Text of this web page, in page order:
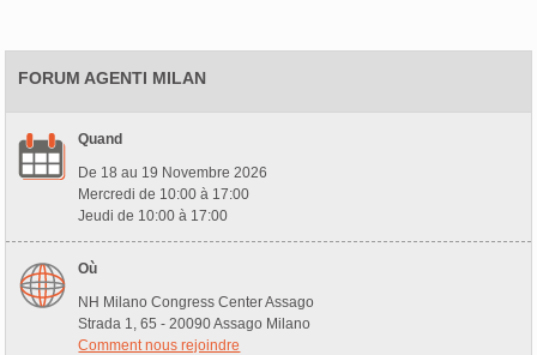
FORUM AGENTI MILAN
Quand
De 18 au 19 Novembre 2026
Mercredi de 10:00 à 17:00
Jeudi de 10:00 à 17:00
Où
NH Milano Congress Center Assago
Strada 1, 65 - 20090 Assago Milano
Comment nous rejoindre